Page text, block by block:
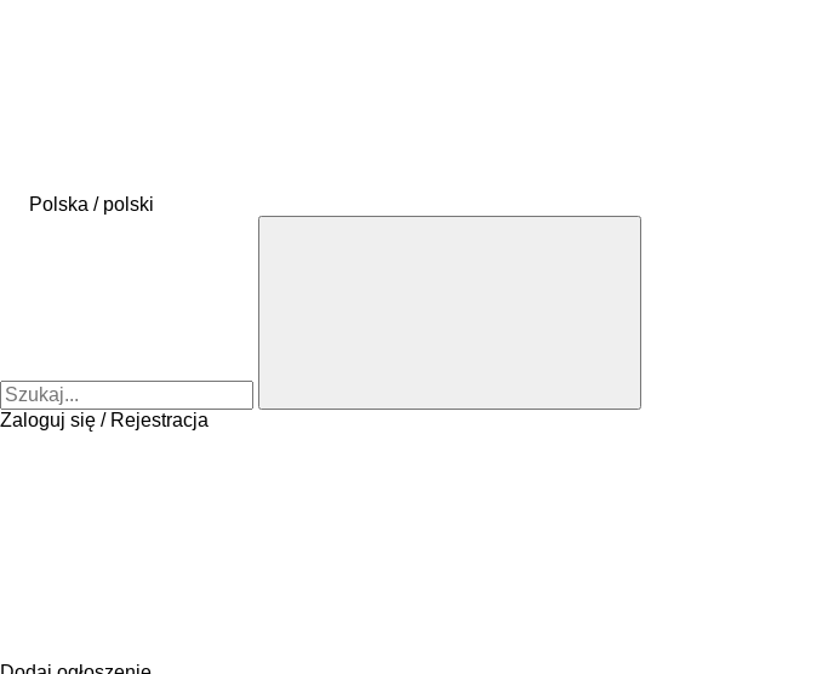
Polska / polski
Zaloguj się / Rejestracja